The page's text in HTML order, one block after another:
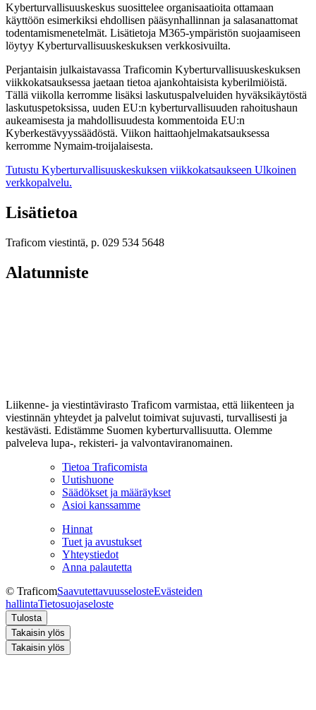
Kyberturvallisuuskeskus suosittelee organisaatioita ottamaan
käyttöön esimerkiksi ehdollisen pääsynhallinnan ja salasanattomat
todentamismenetelmät. Lisätietoja M365-ympäristön suojaamiseen
löytyy Kyberturvallisuuskeskuksen verkkosivuilta.
Perjantaisin julkaistavassa Traficomin Kyberturvallisuuskeskuksen
viikkokatsauksessa jaetaan tietoa ajankohtaisista kyberilmiöistä.
Tällä viikolla kerromme lisäksi laskutuspalveluiden hyväksikäytöstä
laskutuspetoksissa, uuden EU:n kyberturvallisuuden rahoitushaun
aukeamisesta ja mahdollisuudesta kommentoida EU:n
Kyberkestävyyssäädöstä. Viikon haittaohjelmakatsauksessa
kerromme Nymaim-troijalaisesta.
Tutustu Kyberturvallisuuskeskuksen viikkokatsaukseen Ulkoinen
verkkopalvelu.
Lisätietoa
Traficom viestintä, p. 029 534 5648
Alatunniste
Liikenne- ja viestintävirasto Traficom varmistaa, että liikenteen ja
viestinnän yhteydet ja palvelut toimivat sujuvasti, turvallisesti ja
kestävästi. Edistämme Suomen kyberturvallisuutta. Olemme
palveleva lupa-, rekisteri- ja valvontaviranomainen.
Tietoa Traficomista
Uutishuone
Säädökset ja määräykset
Asioi kanssamme
Hinnat
Tuet ja avustukset
Yhteystiedot
Anna palautetta
© TraficomSaavutettavuusselosteEvästeiden
hallintaTietosuojaseloste
Tulosta
Takaisin ylös
Takaisin ylös